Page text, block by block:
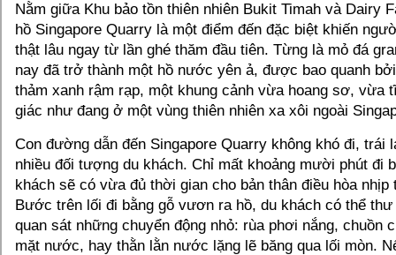
Nằm giữa Khu bảo tồn thiên nhiên Bukit Timah và Dairy
hồ Singapore Quarry là một điểm đến đặc biệt khiến
thật lâu ngay từ lần ghé thăm đầu tiên. Từng là mỏ đá
nay đã trở thành một hồ nước yên ả, được bao quanh
thảm xanh rậm rạp, một khung cảnh vừa hoang sơ, vừa
giác như đang ở một vùng thiên nhiên xa xôi ngoài
Con đường dẫn đến Singapore Quarry không khó đi, trái
nhiều đối tượng du khách. Chỉ mất khoảng mười phút đi
khách sẽ có vừa đủ thời gian cho bản thân điều hòa nhịp
Bước trên lối đi bằng gỗ vươn ra hồ, du khách có thể
quan sát những chuyển động nhỏ: rùa phơi nắng, chuồn
mặt nước, hay thằn lằn nước lặng lẽ băng qua lối mòn.